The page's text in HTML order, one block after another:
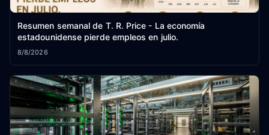
Resumen semanal de T. R. Price - La economía
estadounidense pierde empleos en julio.
8/8/2026